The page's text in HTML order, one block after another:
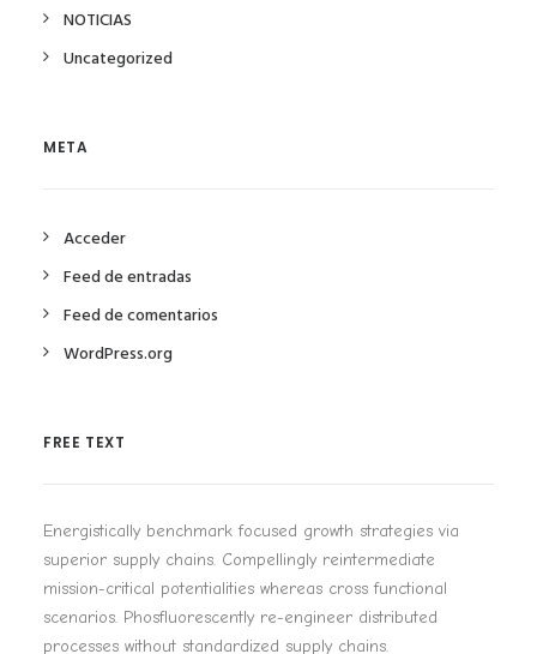
NOTICIAS
Uncategorized
META
Acceder
Feed de entradas
Feed de comentarios
WordPress.org
FREE TEXT
Energistically benchmark focused growth strategies via
superior supply chains. Compellingly reintermediate
mission-critical potentialities whereas cross functional
scenarios. Phosfluorescently re-engineer distributed
processes without standardized supply chains.